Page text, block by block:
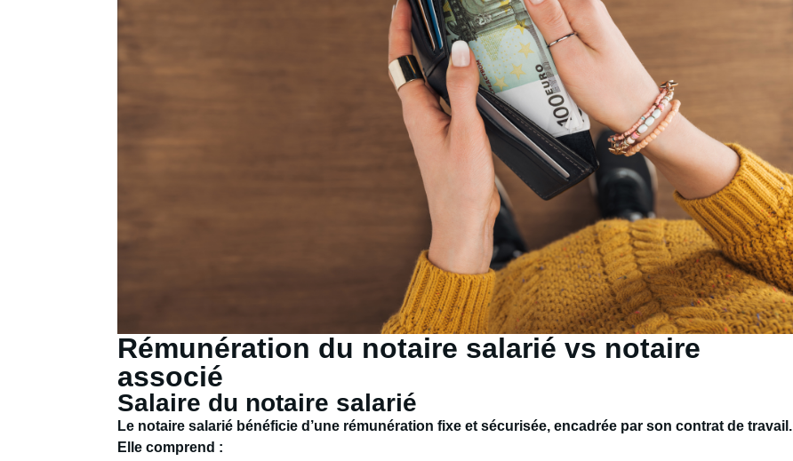
Rémunération du notaire salarié vs notaire
associé
Salaire du notaire salarié
Le notaire salarié bénéficie d’une rémunération fixe et sécurisée, encadrée par son contrat de travail.
Elle comprend :